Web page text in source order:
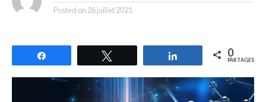
Posted on 26 juillet 2021
Partagez 0
PARTAGES